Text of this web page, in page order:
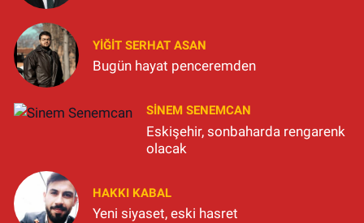
YIĞIT SERHAT ASAN
Bugün hayat penceremden
SINEM SENEMCAN
Eskişehir, sonbaharda rengarenk
olacak
HAKKI KABAL
Yeni siyaset, eski hasret